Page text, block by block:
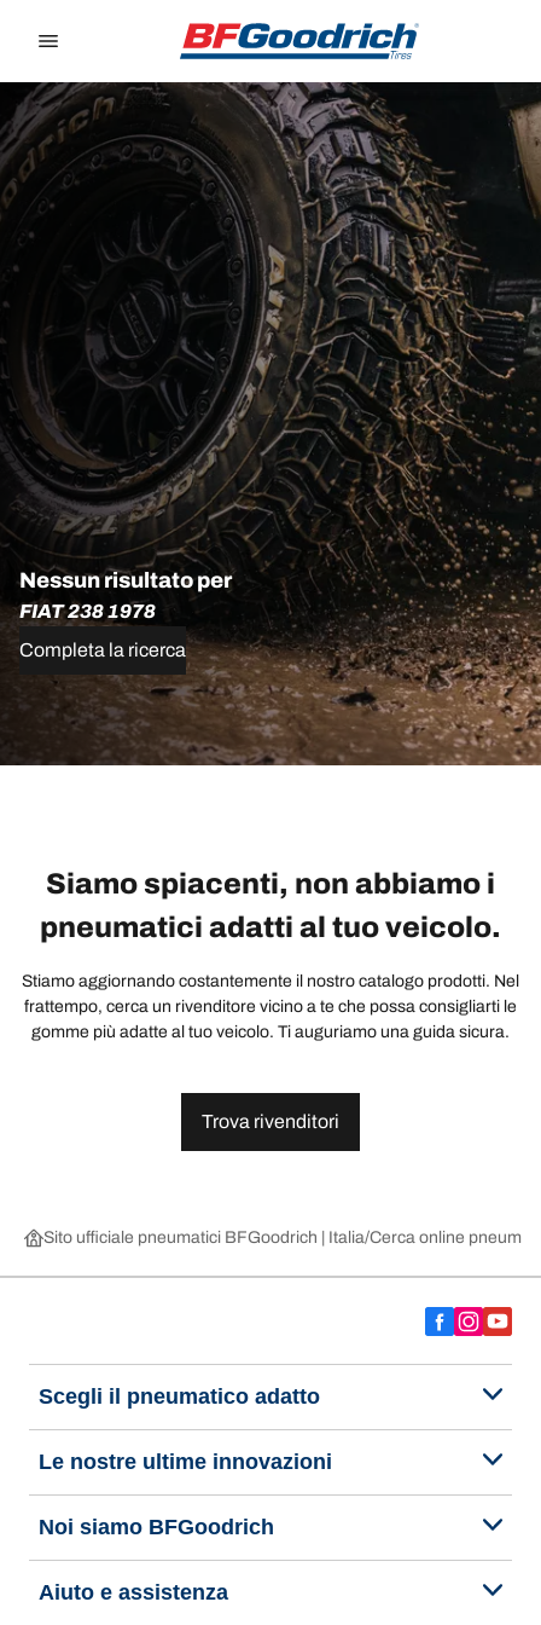
Nessun risultato per
FIAT 238 1978
Completa la ricerca
Siamo spiacenti, non abbiamo i
pneumatici adatti al tuo veicolo.
Stiamo aggiornando costantemente il nostro catalogo prodotti. Nel
frattempo, cerca un rivenditore vicino a te che possa consigliarti le
gomme più adatte al tuo veicolo. Ti auguriamo una guida sicura.
Trova rivenditori
Sito ufficiale pneumatici BFGoodrich | Italia Cerca online
Scegli il pneumatico adatto
Le nostre ultime innovazioni
Noi siamo BFGoodrich
Aiuto e assistenza